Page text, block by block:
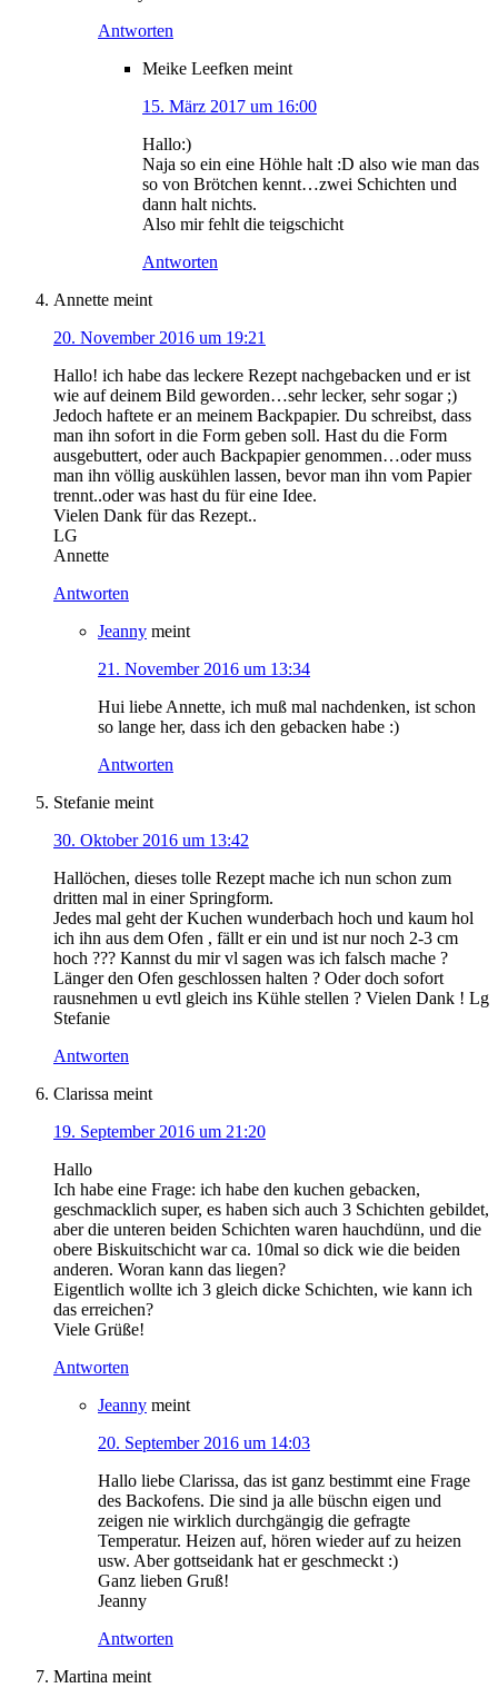
Antworten
Meike Leefken meint
15. März 2017 um 16:00
Hallo:)
Naja so ein eine Höhle halt :D also wie man das
so von Brötchen kennt…zwei Schichten und
dann halt nichts.
Also mir fehlt die teigschicht
Antworten
Annette meint
20. November 2016 um 19:21
Hallo! ich habe das leckere Rezept nachgebacken und er ist
wie auf deinem Bild geworden…sehr lecker, sehr sogar ;)
Jedoch haftete er an meinem Backpapier. Du schreibst, dass
man ihn sofort in die Form geben soll. Hast du die Form
ausgebuttert, oder auch Backpapier genommen…oder muss
man ihn völlig auskühlen lassen, bevor man ihn vom Papier
trennt..oder was hast du für eine Idee.
Vielen Dank für das Rezept..
LG
Annette
Antworten
Jeanny meint
21. November 2016 um 13:34
Hui liebe Annette, ich muß mal nachdenken, ist schon
so lange her, dass ich den gebacken habe :)
Antworten
Stefanie meint
30. Oktober 2016 um 13:42
Hallöchen, dieses tolle Rezept mache ich nun schon zum
dritten mal in einer Springform.
Jedes mal geht der Kuchen wunderbach hoch und kaum hol
ich ihn aus dem Ofen , fällt er ein und ist nur noch 2-3 cm
hoch ??? Kannst du mir vl sagen was ich falsch mache ?
Länger den Ofen geschlossen halten ? Oder doch sofort
rausnehmen u evtl gleich ins Kühle stellen ? Vielen Dank ! Lg
Stefanie
Antworten
Clarissa meint
19. September 2016 um 21:20
Hallo
Ich habe eine Frage: ich habe den kuchen gebacken,
geschmacklich super, es haben sich auch 3 Schichten gebildet,
aber die unteren beiden Schichten waren hauchdünn, und die
obere Biskuitschicht war ca. 10mal so dick wie die beiden
anderen. Woran kann das liegen?
Eigentlich wollte ich 3 gleich dicke Schichten, wie kann ich
das erreichen?
Viele Grüße!
Antworten
Jeanny meint
20. September 2016 um 14:03
Hallo liebe Clarissa, das ist ganz bestimmt eine Frage
des Backofens. Die sind ja alle büschn eigen und
zeigen nie wirklich durchgängig die gefragte
Temperatur. Heizen auf, hören wieder auf zu heizen
usw. Aber gottseidank hat er geschmeckt :)
Ganz lieben Gruß!
Jeanny
Antworten
Martina meint